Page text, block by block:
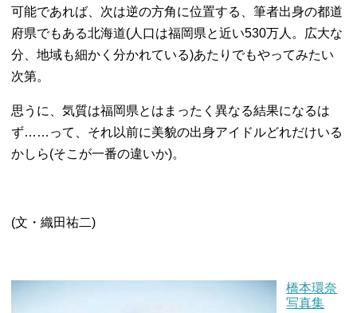
可能であれば、次は逆の方角に位置する、筆者出身の都道
府県でもある北海道(人口は福岡県と近い530万人。広大な
分、地域も細かく分かれている)あたりでもやってみたい
次第。
思うに、気質は福岡県とはまったく異なる結果になるは
ず……って、それ以前に美貌の出身アイドルどれだけいる
かしら(そこが一番の違いか)。
(文・織田祐二)
橋本環奈
写真集